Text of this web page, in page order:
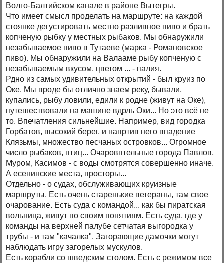
Волго-Балтийском канале в районе Вытегры.
Что имеет смысл проделать на маршруте: на каждой
стоянке дегустировать местно разливное пиво и брать
копченую рыбку у местных рыбаков. Мы обнаружили
незабываемое пиво в Тутаеве (марка - Романовское
пиво). Мы обнаружили на Валааме рыбу копченую с
незабываемым вкусом, цветом ... - палия.
Рдно из самых удивительных открытий - был круиз по
Оке. Мы вроде бы отлично знаем реку, бывали,
купались, рыбу ловили, едили к родне (живут на Оке),
путешествовали на машине вдрль Оки... Но это всё не
то. Впечатления сильнейшие. Например, вид городка
Горбатов, высокий берег, и напртив него впадение
Клязьмы, множество песчаных островков... Огромное
число рыбаков, птиц... Очаровптельные города Павлов,
Муром, Касимов - с воды смотрятся совершенно иначе.
А есенинские места, просторы...
Отдельно - о судах, обслуживающих круизные
маршруты. Есть очень старенькие ветераны, там свое
очарование. Есть суда с командой... как бы пиратская
вольница, живут по своим понятиям. Есть суда, где у
команды на верхней палубе сетчатая выгородка у
трубы - и там "качалка". Загорающие дамочки могут
наблюдать игру загорелых мускулов.
Есть корабли со шведским столом. Есть с режимом все